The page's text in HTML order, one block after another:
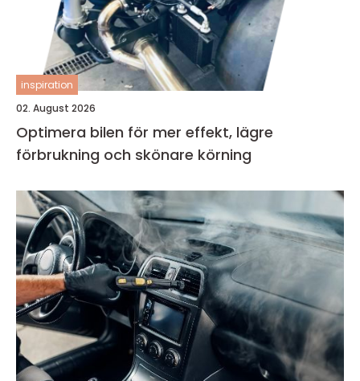
inspiration
02. August 2026
Optimera bilen för mer effekt, lägre
förbrukning och skönare körning